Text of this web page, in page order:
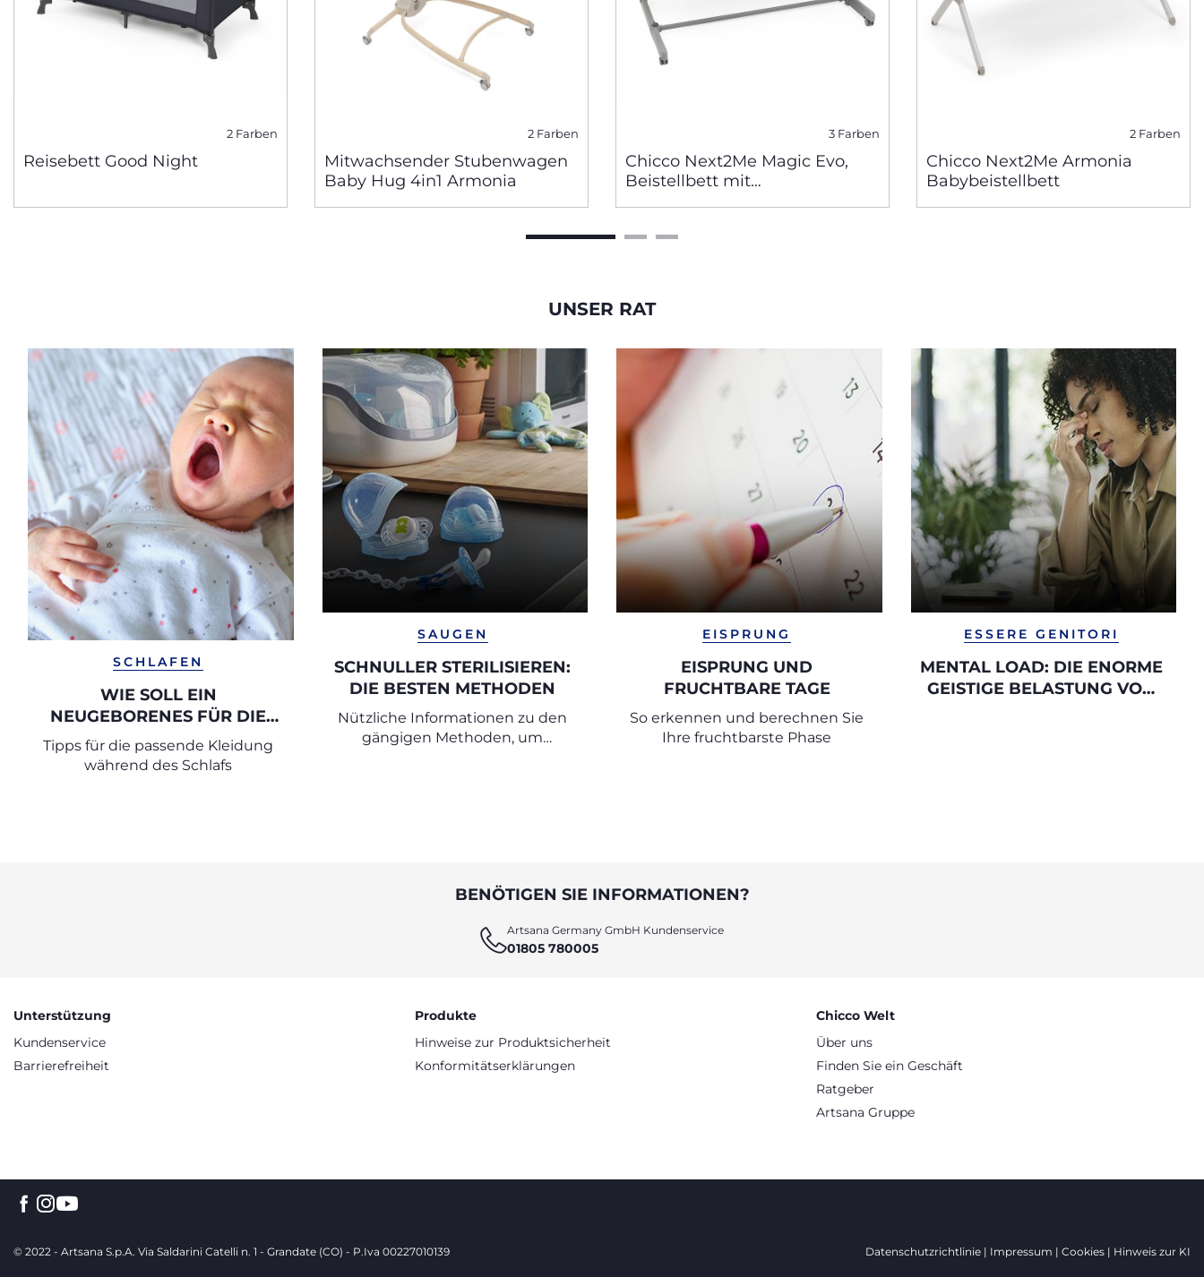
2 Farben
Reisebett Good Night
2 Farben
Mitwachsender Stubenwagen
Baby Hug 4in1 Armonia
3 Farben
Chicco Next2Me Magic Evo,
Beistellbett mit
2 Farben
Chicco Next2Me Armonia
Babybeistellbett
UNSER RAT
SCHLAFEN
WIE SOLL EIN
NEUGEBORENES FÜR DIE
NACHT GEKLEIDET
WERDEN?
Tipps für die passende Kleidung
während des Schlafs
SAUGEN
SCHNULLER STERILISIEREN:
DIE BESTEN METHODEN
Nützliche Informationen zu den
gängigen Methoden, um
EISPRUNG
EISPRUNG UND
FRUCHTBARE TAGE
So erkennen und berechnen Sie
Ihre fruchtbarste Phase
ESSERE GENITORI
MENTAL LOAD: DIE ENORME
GEISTIGE BELASTUNG VON
BENÖTIGEN SIE INFORMATIONEN?
Artsana Germany GmbH Kundenservice
01805 780005
Unterstützung
Kundenservice
Barrierefreiheit
Produkte
Hinweise zur Produktsicherheit
Konformitätserklärungen
Chicco Welt
Über uns
Finden Sie ein Geschäft
Ratgeber
Artsana Gruppe
© 2022 - Artsana S.p.A. Via Saldarini Catelli n. 1 - Grandate (CO) - P.Iva 00227010139 Datenschutzrichtlinie Impressum Cookies Hinweis zur KI